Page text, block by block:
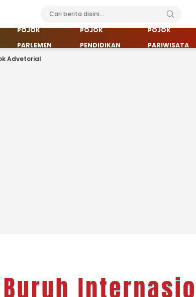
POJOK
PARLEMEN
POJOK
PENDIDIKAN
POJOK
PARIWISATA
Advetorial